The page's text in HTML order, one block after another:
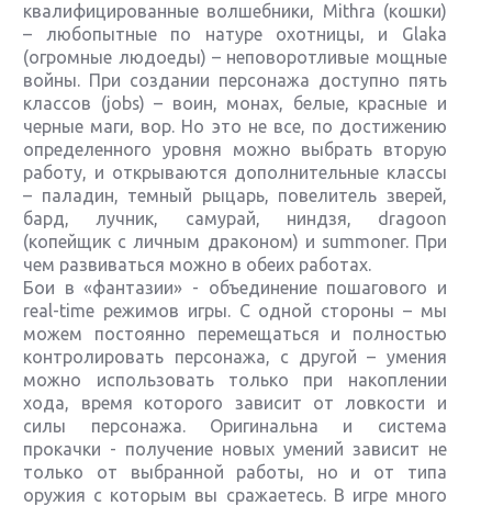
квалифицированные волшебники, Mithra (кошки)
– любопытные по натуре охотницы, и Glaka
(огромные людоеды) – неповоротливые мощные
войны. При создании персонажа доступно пять
классов (jobs) – воин, монах, белые, красные и
черные маги, вор. Но это не все, по достижению
определенного уровня можно выбрать вторую
работу, и открываются дополнительные классы
– паладин, темный рыцарь, повелитель зверей,
бард, лучник, самурай, ниндзя, dragoon
(копейщик с личным драконом) и summoner. При
чем развиваться можно в обеих работах.
Бои в «фантазии» - объединение пошагового и
real-time режимов игры. С одной стороны – мы
можем постоянно перемещаться и полностью
контролировать персонажа, с другой – умения
можно использовать только при накоплении
хода, время которого зависит от ловкости и
силы персонажа. Оригинальна и система
прокачки - получение новых умений зависит не
только от выбранной работы, но и от типа
оружия с которым вы сражаетесь. В игре много